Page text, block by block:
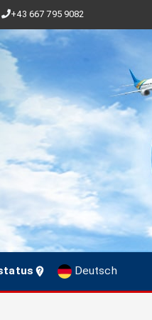
+43 667 795 9082
Deutsch